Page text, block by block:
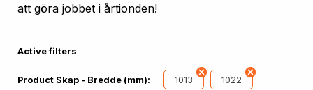
att göra jobbet i årtionden!
Active filters
Product Skap - Bredde (mm): 1013 1022